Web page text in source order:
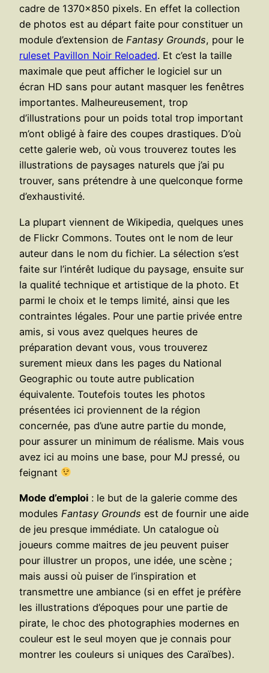
cadre de 1370×850 pixels. En effet la collection
de photos est au départ faite pour constituer un
module d’extension de Fantasy Grounds, pour le
ruleset Pavillon Noir Reloaded. Et c’est la taille
maximale que peut afficher le logiciel sur un
écran HD sans pour autant masquer les fenêtres
importantes. Malheureusement, trop
d’illustrations pour un poids total trop important
m’ont obligé à faire des coupes drastiques. D’où
cette galerie web, où vous trouverez toutes les
illustrations de paysages naturels que j’ai pu
trouver, sans prétendre à une quelconque forme
d’exhaustivité.
La plupart viennent de Wikipedia, quelques unes
de Flickr Commons. Toutes ont le nom de leur
auteur dans le nom du fichier. La sélection s’est
faite sur l’intérêt ludique du paysage, ensuite sur
la qualité technique et artistique de la photo. Et
parmi le choix et le temps limité, ainsi que les
contraintes légales. Pour une partie privée entre
amis, si vous avez quelques heures de
préparation devant vous, vous trouverez
surement mieux dans les pages du National
Geographic ou toute autre publication
équivalente. Toutefois toutes les photos
présentées ici proviennent de la région
concernée, pas d’une autre partie du monde,
pour assurer un minimum de réalisme. Mais vous
avez ici au moins une base, pour MJ pressé, ou
feignant
Mode d’emploi : le but de la galerie comme des
modules Fantasy Grounds est de fournir une aide
de jeu presque immédiate. Un catalogue où
joueurs comme maitres de jeu peuvent puiser
pour illustrer un propos, une idée, une scène ;
mais aussi où puiser de l’inspiration et
transmettre une ambiance (si en effet je préfère
les illustrations d’époques pour une partie de
pirate, le choc des photographies modernes en
couleur est le seul moyen que je connais pour
montrer les couleurs si uniques des Caraïbes).